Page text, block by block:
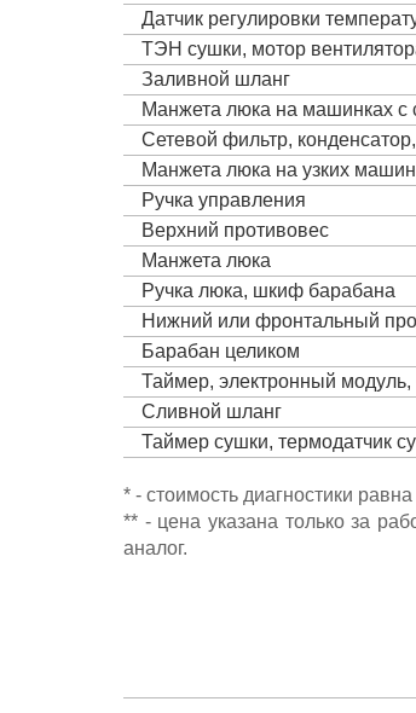
Датчик регулировки
ТЭН сушки, мотор
Заливной шланг
Манжета люка на машинках с
Сетевой фильтр,
Манжета люка на узких
Ручка управления
Верхний противовес
Манжета люка
Ручка люка, шкиф барабана
Нижний или фронтальный
Барабан целиком
Таймер, электронный
Сливной шланг
Таймер сушки, термодатчик
* - стоимость диагностики
** - цена указана только за
аналог.